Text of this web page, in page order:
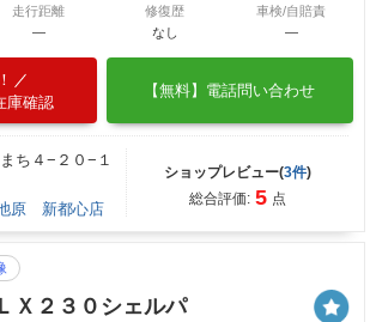
走行距離
―
修復歴
なし
車検/自賠責
―
庫確認
【無料】電話問い合わせ
ち４−２０−１
原 新都心店
ショップレビュー(3件)
総合評価: 5 点
Ｘ２３０シェルパ